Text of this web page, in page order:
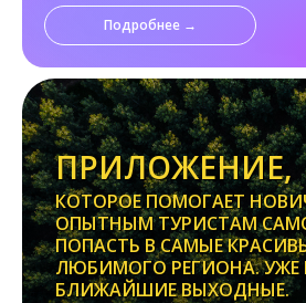
Подробнее →
ПРИЛОЖЕНИЕ,
КОТОРОЕ ПОМОГАЕТ
ОПЫТНЫМ ТУРИСТАМ
ПОПАСТЬ В САМЫЕ
ЛЮБИМОГО РЕГИОНА. УЖЕ
БЛИЖАЙШИЕ ВЫХОДНЫЕ.